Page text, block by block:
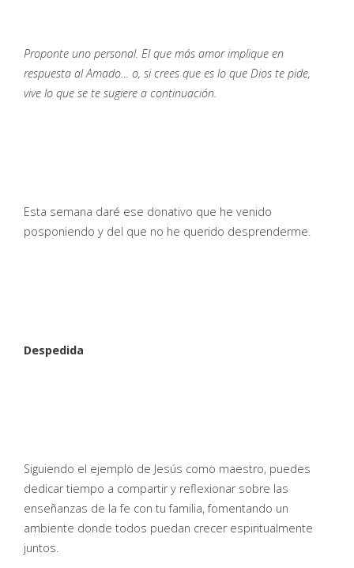
Proponte uno personal. El que más amor implique en
respuesta al Amado… o, si crees que es lo que Dios te pide,
vive lo que se te sugiere a continuación.
Esta semana daré ese donativo que he venido
posponiendo y del que no he querido desprenderme.
Despedida
Siguiendo el ejemplo de Jesús como maestro, puedes
dedicar tiempo a compartir y reflexionar sobre las
enseñanzas de la fe con tu familia, fomentando un
ambiente donde todos puedan crecer espiritualmente
juntos.